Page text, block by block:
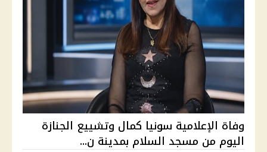
وفاة الإعلامية سونيا كمال وتشييع الجنازة
اليوم من مسجد السلام بمدينة ن...